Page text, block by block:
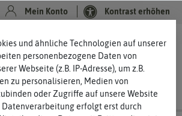
Mein Konto Kontrast erhöhen
0 0
und ähnliche Technologien auf unserer
personenbezogene Daten von
Webseite (z.B. IP-Adresse), um z.B.
zu personalisieren, Medien von
oder Zugriffe auf unsere Website
Datenverarbeitung erfolgt erst durch